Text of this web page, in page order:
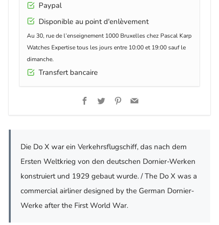
Paypal
Disponible au point d'enlèvement
Au 30, rue de l’enseignement 1000 Bruxelles chez Pascal Karp
Watches Expertise tous les jours entre 10:00 et 19:00 sauf le
dimanche.
Transfert bancaire
Facebook
TwitterPinterest
Email
Die Do X war ein Verkehrsflugschiff, das nach dem
Ersten Weltkrieg von den deutschen Dornier-Werken
konstruiert und 1929 gebaut wurde. / The Do X was a
commercial airliner designed by the German Dornier-
Werke after the First World War.